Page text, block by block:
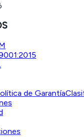
de Garantía